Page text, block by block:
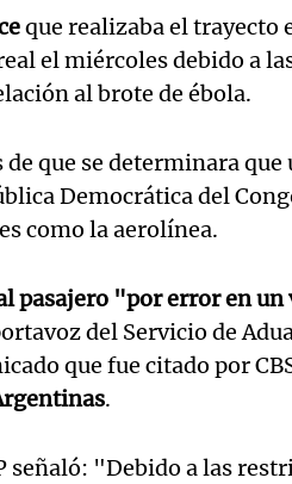
que realizaba el trayecto
el miércoles debido a
al brote de ébola.
que se determinara que
Democrática del
como la aerolínea.
pasajero "por error en un
del Servicio de
que fue citado por
.
señaló: "Debido a las